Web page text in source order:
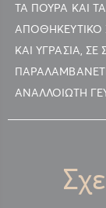
ΤΑ ΠΟΥΡΑ ΚΑΙ
ΚΑΙ ΥΓΡΑΣΙΑ,
ΑΝΑΛΛΟΙΩΤΗ